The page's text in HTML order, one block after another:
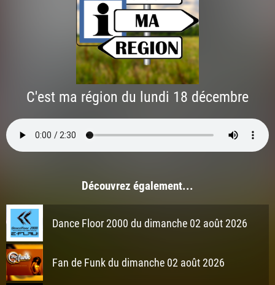
C'est ma région du lundi 18 décembre
Découvrez également...
Dance Floor 2000 du dimanche 02 août 2026
Fan de Funk du dimanche 02 août 2026